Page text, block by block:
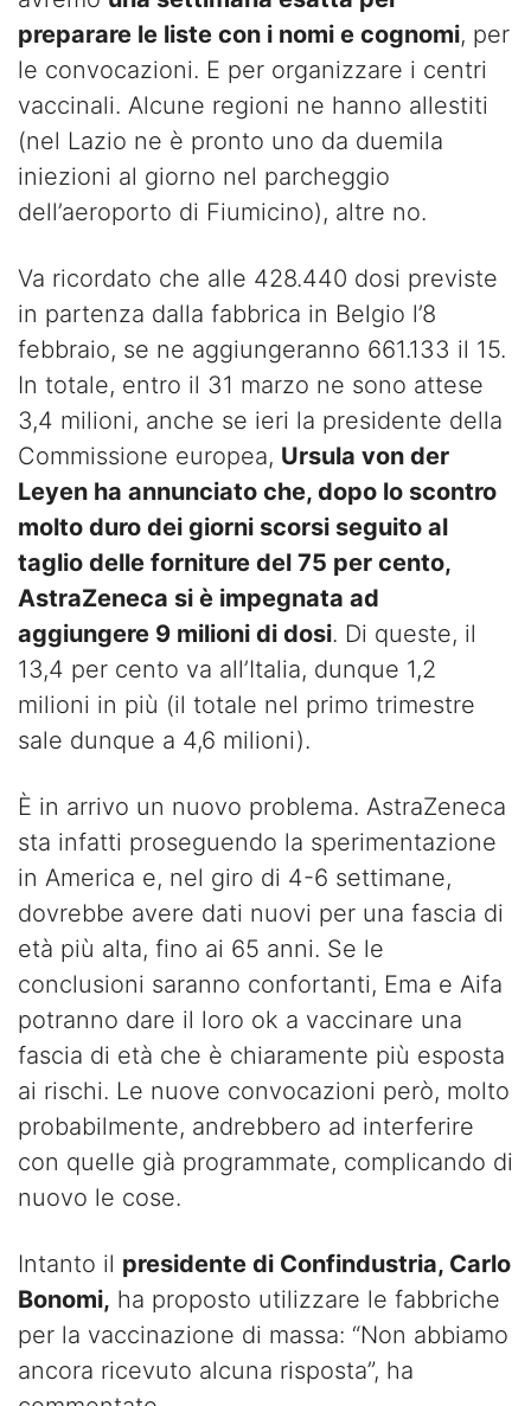
preparare le liste con i nomi e cognomi, per
le convocazioni. E per organizzare i centri
vaccinali. Alcune regioni ne hanno allestiti
(nel Lazio ne è pronto uno da duemila
iniezioni al giorno nel parcheggio
dell’aeroporto di Fiumicino), altre no.
Va ricordato che alle 428.440 dosi previste
in partenza dalla fabbrica in Belgio l’8
febbraio, se ne aggiungeranno 661.133 il 15.
In totale, entro il 31 marzo ne sono attese
3,4 milioni, anche se ieri la presidente della
Commissione europea, Ursula von der
Leyen ha annunciato che, dopo lo scontro
molto duro dei giorni scorsi seguito al
taglio delle forniture del 75 per cento,
AstraZeneca si è impegnata ad
aggiungere 9 milioni di dosi. Di queste, il
13,4 per cento va all’Italia, dunque 1,2
milioni in più (il totale nel primo trimestre
sale dunque a 4,6 milioni).
È in arrivo un nuovo problema. AstraZeneca
sta infatti proseguendo la sperimentazione
in America e, nel giro di 4-6 settimane,
dovrebbe avere dati nuovi per una fascia di
età più alta, fino ai 65 anni. Se le
conclusioni saranno confortanti, Ema e Aifa
potranno dare il loro ok a vaccinare una
fascia di età che è chiaramente più esposta
ai rischi. Le nuove convocazioni però, molto
probabilmente, andrebbero ad interferire
con quelle già programmate, complicando di
nuovo le cose.
Intanto il presidente di Confindustria, Carlo
Bonomi, ha proposto utilizzare le fabbriche
per la vaccinazione di massa: “Non abbiamo
ancora ricevuto alcuna risposta”, ha